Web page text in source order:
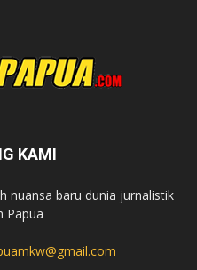
KAMI
nuansa baru dunia jurnalistik
Papua